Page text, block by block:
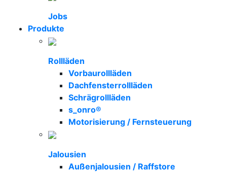
Jobs
Produkte
Rollläden
Vorbaurollläden
Dachfensterrollläden
Schrägrollläden
s_onro®
Motorisierung / Fernsteuerung
Jalousien
Außenjalousien / Raffstore